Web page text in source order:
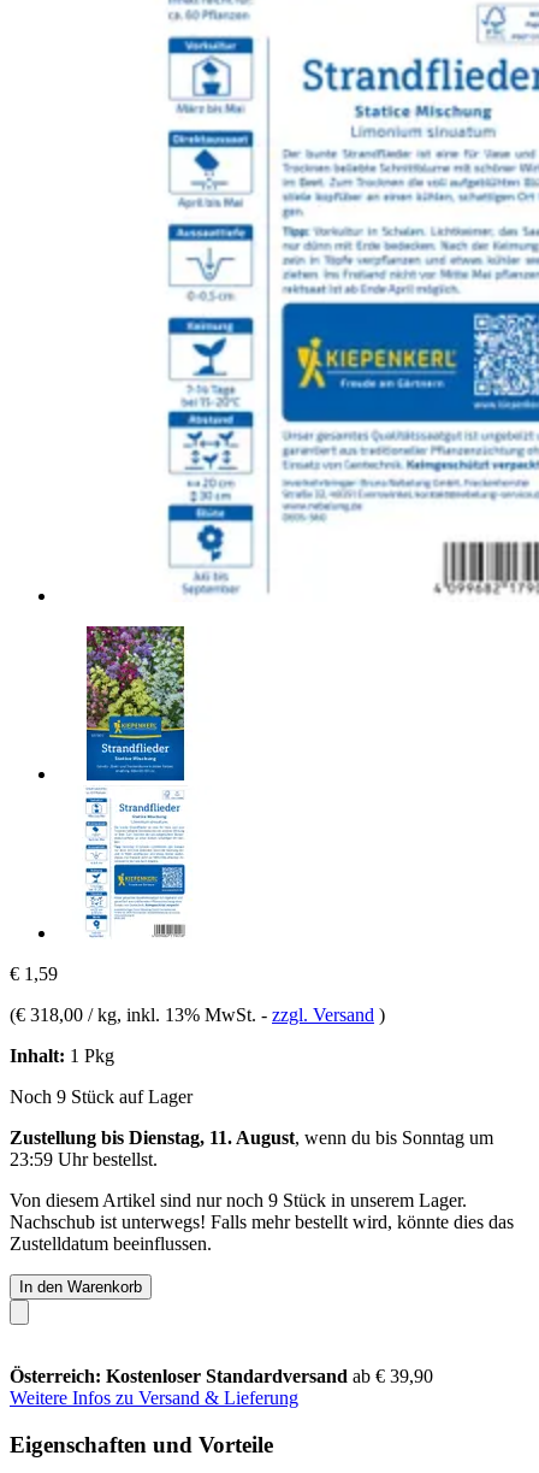
€ 1,59
(€ 318,00 / kg, inkl. 13% MwSt. - zzgl. Versand )
Inhalt: 1 Pkg
Noch 9 Stück auf Lager
Zustellung bis Dienstag, 11. August, wenn du bis Sonntag um
23:59 Uhrbestellst.
Von diesem Artikel sind nur noch 9 Stück in unserem Lager.
Nachschub ist unterwegs! Falls mehr bestellt wird, könnte dies das
Zustelldatum beeinflussen.
In den Warenkorb
Österreich: Kostenloser Standardversand ab € 39,90
Weitere Infos zu Versand & Lieferung
Eigenschaften und Vorteile